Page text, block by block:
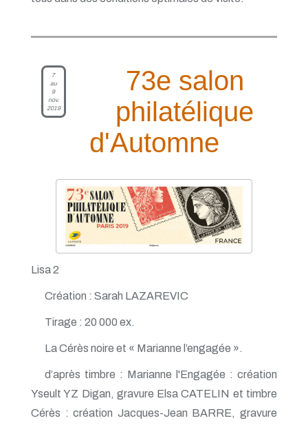
7
au
9
nov.
2019
73e salon
philatélique
d'Automne
Lisa 2
Création : Sarah LAZAREVIC
Tirage : 20 000 ex.
La Cérès noire et « Marianne l’engagée ».
d’après timbre : Marianne l'Engagée : création
Yseult YZ Digan, gravure Elsa CATELIN et timbre
Cérès : création Jacques-Jean BARRE, gravure